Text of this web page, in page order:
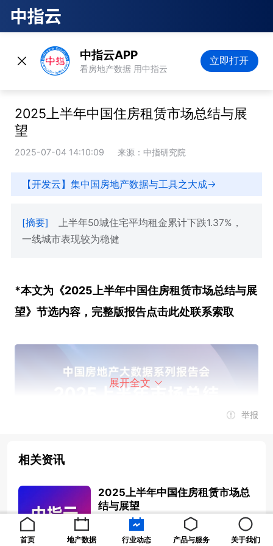
中指云APP
看房地产数据 用中指云
立即打开
2025上半年中国住房租赁市场总结与展
望
2025-07-04 14:10:09 来源：中指研究院
【开发云】集中国房地产数据与工具之大成
[摘要]
上半年50城住宅平均租金累计下跌1.37%，
一线城市表现较为稳健
*本文为《2025上半年中国住房租赁市场总结与展
望》节选内容，完整版报告点击此处联系索取
2025上半年，重点城市租金整体小幅波动调整，
50城住宅平均租金累计下跌1.37%，其中一线城市
表现较为稳健。政策方面，财政金融等配套政策持
展开全文
举报
相关资讯
2025上半年中国住房租赁市场总
结与展望
2025-07-04 14:10:09
首页 地产数据 行业动态 产品与服务 关于我们